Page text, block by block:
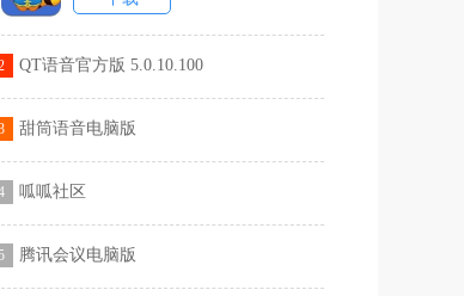
QT语音官方版 5.0.10.100
甜筒语音电脑版
呱呱社区
5 腾讯会议电脑版